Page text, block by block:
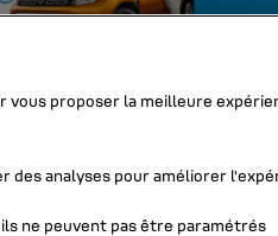
vous proposer la meilleure
analyses pour améliorer
ils ne peuvent pas être paramétrés